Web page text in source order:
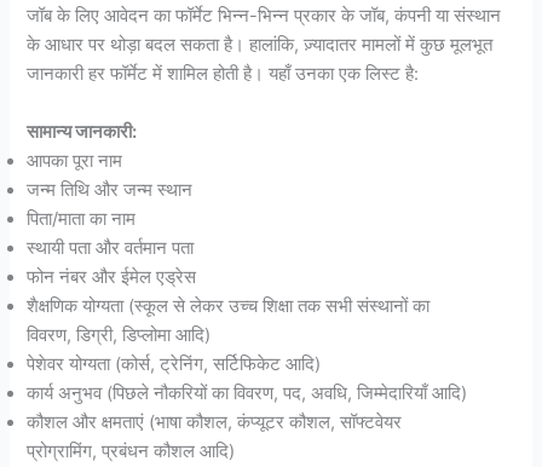
जॉब के लिए आवेदन का फॉर्मेट भिन्न-भिन्न प्रकार के जॉब, कंपनी या संस्थान
के आधार पर थोड़ा बदल सकता है। हालांकि, ज़्यादातर मामलों में कुछ मूलभूत
जानकारी हर फॉर्मेट में शामिल होती है। यहाँ उनका एक लिस्ट है:
सामान्य जानकारी:
आपका पूरा नाम
जन्म तिथि और जन्म स्थान
पिता/माता का नाम
स्थायी पता और वर्तमान पता
फोन नंबर और ईमेल एड्रेस
शैक्षणिक योग्यता (स्कूल से लेकर उच्च शिक्षा तक सभी संस्थानों का
विवरण, डिग्री, डिप्लोमा आदि)
पेशेवर योग्यता (कोर्स, ट्रेनिंग, सर्टिफिकेट आदि)
कार्य अनुभव (पिछले नौकरियों का विवरण, पद, अवधि, जिम्मेदारियाँ आदि)
कौशल और क्षमताएं (भाषा कौशल, कंप्यूटर कौशल, सॉफ्टवेयर
प्रोग्रामिंग, प्रबंधन कौशल आदि)